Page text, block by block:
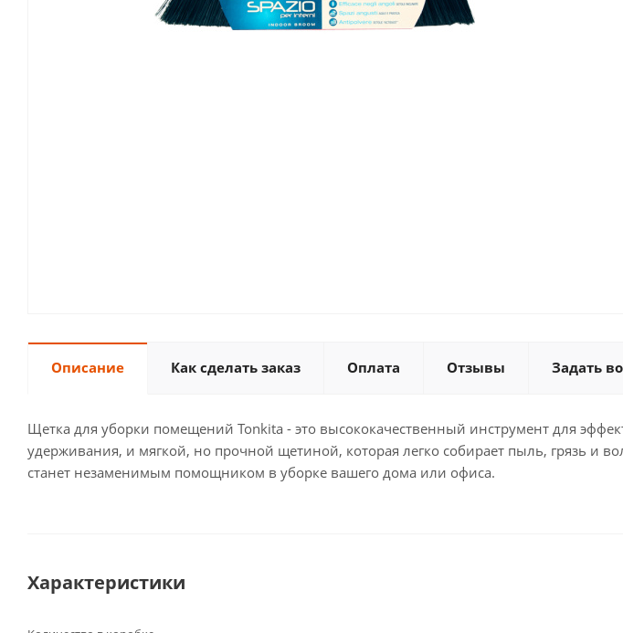
Описание Как сделать заказ Оплата Отзывы Задать
Щетка для уборки помещений Tonkita - это высококачественный инструмент для
удерживания, и мягкой, но прочной щетиной, которая легко собирает пыль, грязь и
станет незаменимым помощником в уборке вашего дома или офиса.
Характеристики